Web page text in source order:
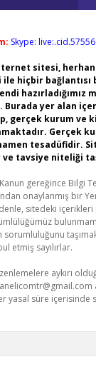
Skype:
sitesi,
ile hiçbir
hazırladığımız
Burada yer alan
gerçek kurum ve
Gerçek
tesadüfidir.
tavsiye niteliği
Kanun gereğince Bilgi
onaylanmış bir
sitedeki
sorumluluğunu
etmiş sayılırlar.
aykırı
yasal süre içerisinde